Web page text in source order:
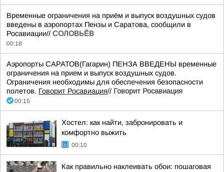
Временные ограничения на приём и выпуск воздушных судов
введены в аэропортах Пензы и Саратова, сообщили в
Росавиации// СОЛОВЬЁВ
00:18
Аэропорты САРАТОВ(Гагарин) ПЕНЗА ВВЕДЕНЫ временные
ограничения на прием и выпуск воздушных судов.
Ограничения необходимы для обеспечения безопасности
полетов. Говорит Росавиация// Говорит Росавиация
00:15
Хостел: как найти, забронировать и
комфортно выжить
00:10
Как правильно наклеивать обои: пошаговая